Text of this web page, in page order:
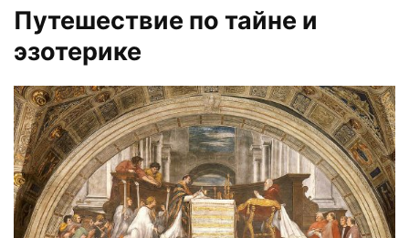
Путешествие по тайне и
эзотерике